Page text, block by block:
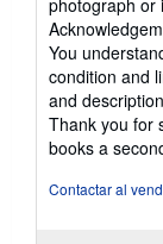
photograph or
You
condition and
and
Thank you for
books a
Contactar al